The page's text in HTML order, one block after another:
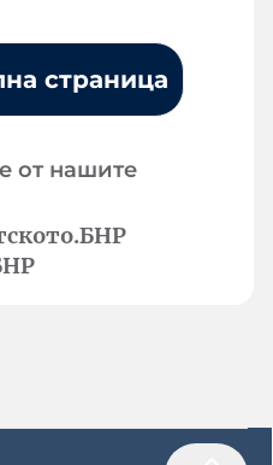
страница
от нашите